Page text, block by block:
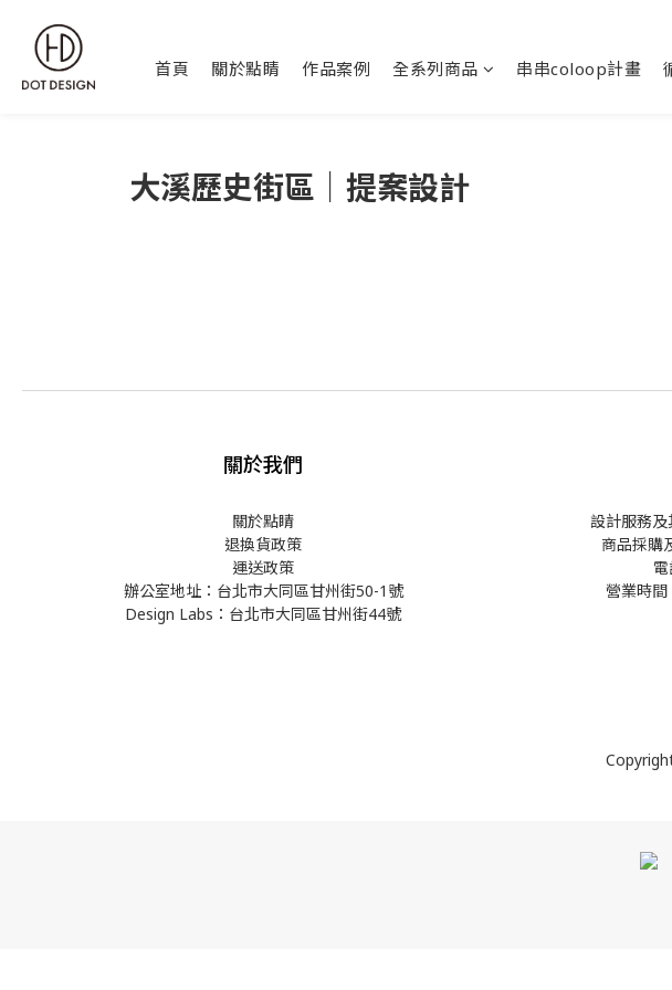
首頁 關於點睛 作品案例 全系列商品 串串coloop計畫
大溪歷史街區｜提案設計
關於我們
關於點睛
退換貨政策
運送政策
辦公室地址：台北市大同區甘州街50-1號
Design Labs：台北市大同區甘州街44號
設計服務
商品採購
營業時